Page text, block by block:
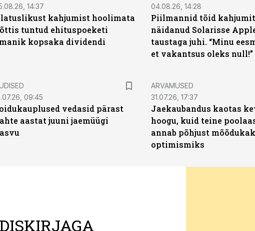
14:37
kahjumist hoolimata
tuntud ehituspoeketi
kopsaka dividendi
04.08.26, 14:28
Piilmannid tõid kahjumit
näidanud Solarisse
taustaga juhi. “Minu
et vakantsus oleks null!”
09:45
vedasid pärast
aastat juuni jaemüügi
ARVAMUSED
31.07.26, 17:37
Jaekaubandus kaotas
hoogu, kuid teine
annab põhjust
optimismiks